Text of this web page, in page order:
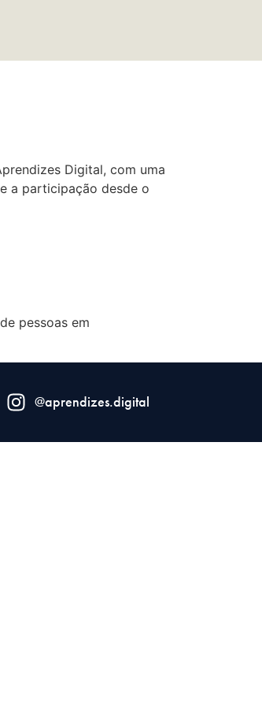
Digital, com uma
a participação desde o
pessoas em
@aprendizes.digital